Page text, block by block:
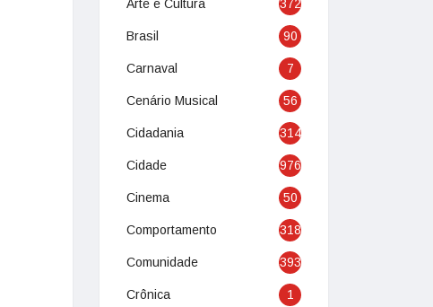
Arte e Cultura 372
Brasil 90
Carnaval 7
Cenário Musical 56
Cidadania 314
Cidade 976
Cinema 50
Comportamento 318
Comunidade 393
Crônica 1